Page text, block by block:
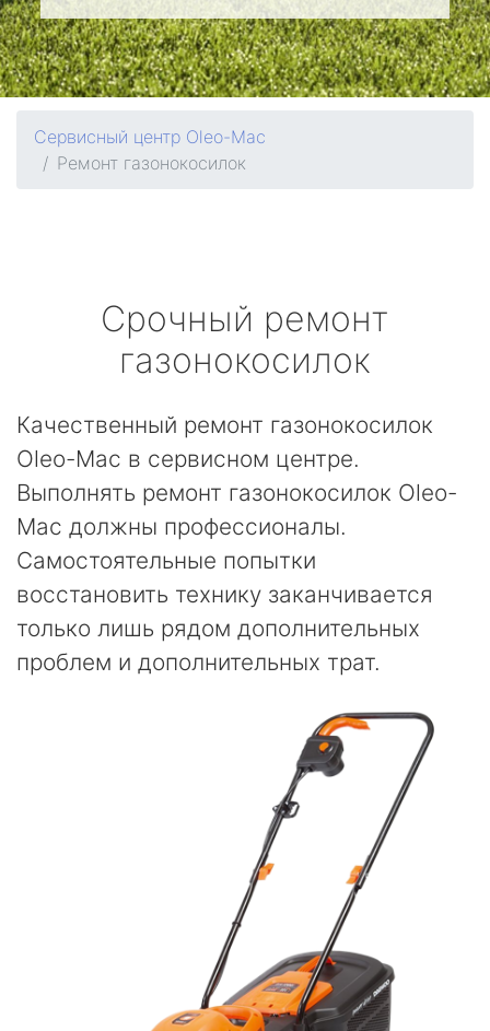
Сервисный центр Oleo-Mac
Ремонт газонокосилок
Срочный ремонт
газонокосилок
Качественный ремонт газонокосилок
Oleo-Mac в сервисном центре.
Выполнять ремонт газонокосилок Oleo-
Mac должны профессионалы.
Самостоятельные попытки
восстановить технику заканчивается
только лишь рядом дополнительных
проблем и дополнительных трат.